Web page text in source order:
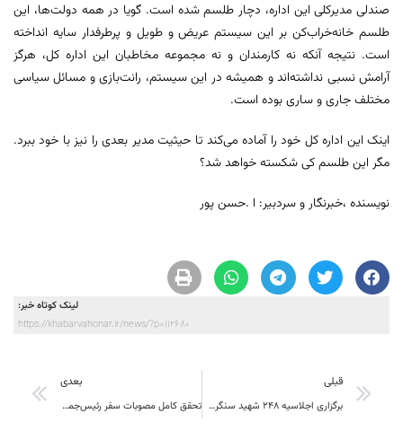
صندلی مدیرکلی این اداره، دچار طلسم شده است. گویا در همه دولت‌ها، این
طلسم خانه‌خراب‌کن بر این سیستم عریض و طویل و پرطرفدار سایه انداخته
است. نتیجه آنکه نه کارمندان و نه مجموعه مخاطبان این اداره کل، هرگز
آرامش نسبی نداشته‌اند و همیشه در این سیستم، رانت‌بازی و مسائل سیاسی
مختلف جاری و ساری بوده است.
اینک این اداره کل خود را آماده می‌کند تا حیثیت مدیر بعدی را نیز با خود ببرد.
مگر این طلسم کی شکسته خواهد شد؟
نویسنده ،خبرنگار و سردبیر: ا .حسن پور
لینک کوتاه خبر:
https://khabarvahonar.ir/news/?p=112680
قبلی
برگزاری اجلاسیه ۲۴۸ شهید سنگرساز بی‌سنگر بخش کشاورزی خراسان جنوبی
بعدی
تحقق کامل مصوبات سفر رئیس‌جمهور در حوزه کشاورزی خراسان جنوبی